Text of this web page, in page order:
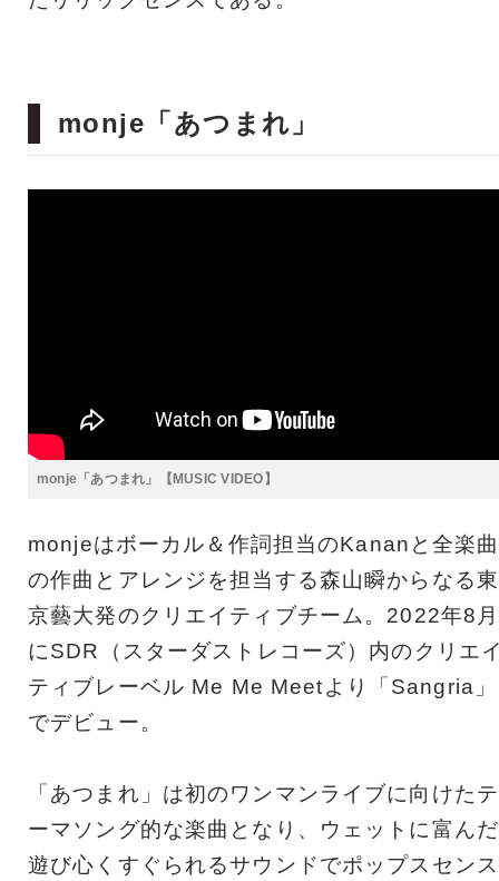
monje「あつまれ」
monje「あつまれ」【MUSIC VIDEO】
monjeはボーカル＆作詞担当のKananと全楽曲
の作曲とアレンジを担当する森山瞬からなる東
京藝大発のクリエイティブチーム。2022年8月
にSDR（スターダストレコーズ）内のクリエ
ティブレーベル Me Me Meetより「Sangria」
でデビュー。
「あつまれ」は初のワンマンライブに向けたテ
ーマソング的な楽曲となり、ウェットに富んだ
遊び心くすぐられるサウンドでポップスセンス